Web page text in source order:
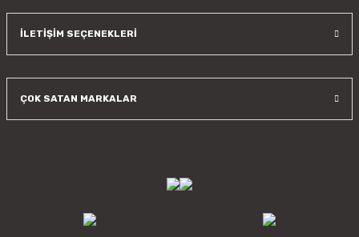
İLETİŞİM SEÇENEKLERİ
ÇOK SATAN MARKALAR